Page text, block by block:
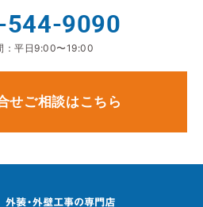
544-9090
：平日9:00〜19:00
せご相談はこちら